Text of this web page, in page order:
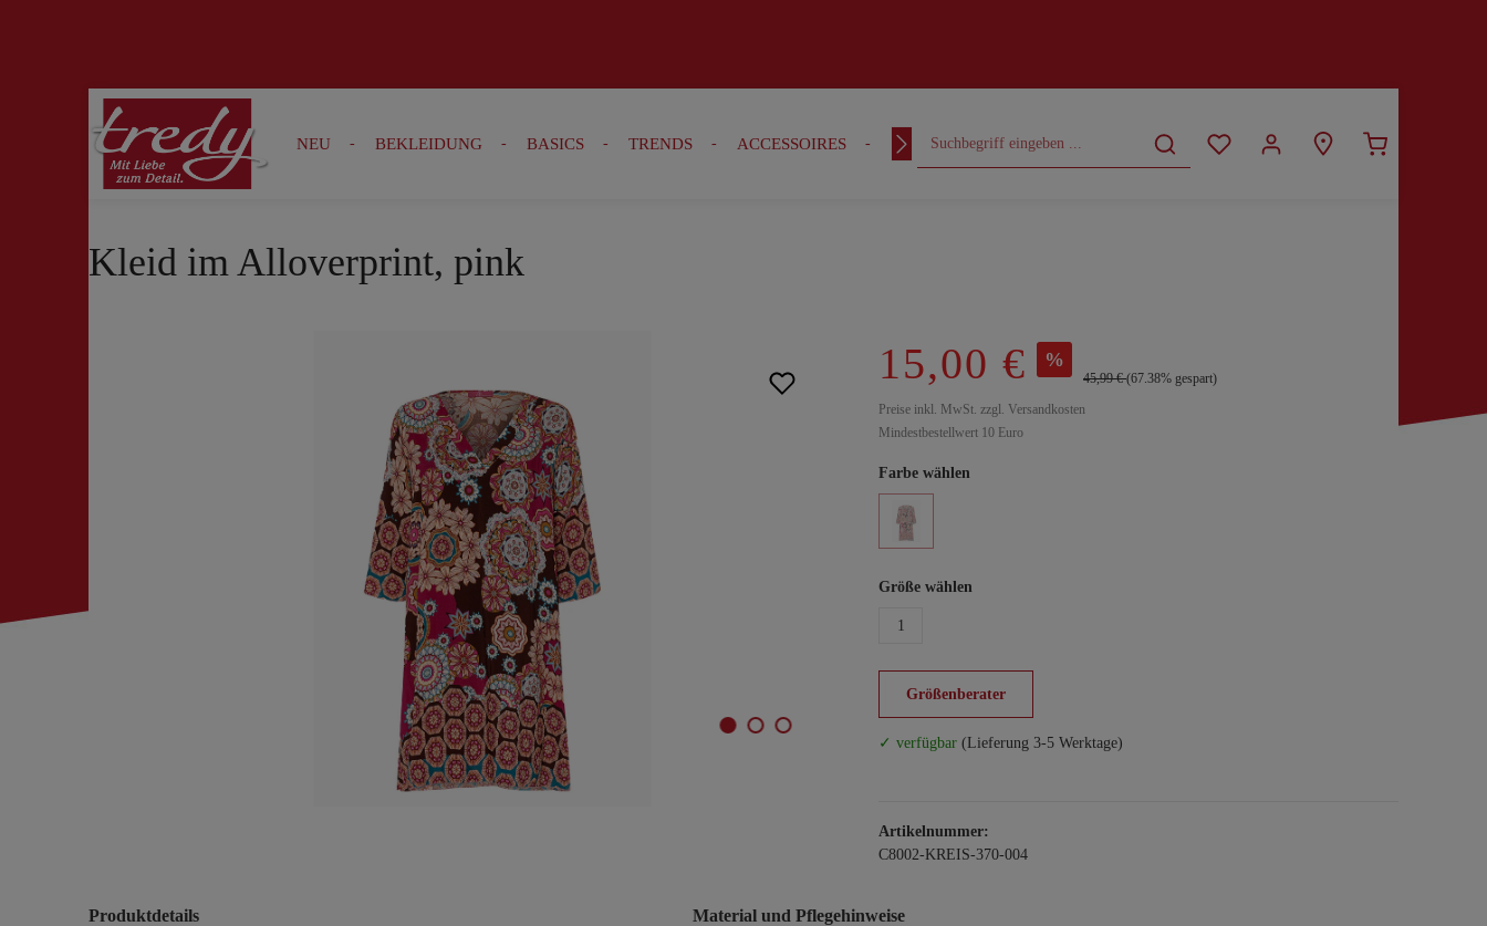
Zur Suche springen Zur Hauptnavigation springen
NEU BEKLEIDUNG BASICS TRENDS ACCESSOIRES OUTFITS CURVY
Kleid im Alloverprint, pink
15,00 € %
45,99 €(67.38% gespart)
Preise inkl. MwSt. zzgl. Versandkosten
Mindestbestellwert 10 Euro
Farbe wählen
Größe wählen
1
Größenberater
✓ verfügbar (Lieferung 3-5 Werktage)
Artikelnummer:
C8002-KREIS-370-004
Produktdetails Material und Pflegehinweise